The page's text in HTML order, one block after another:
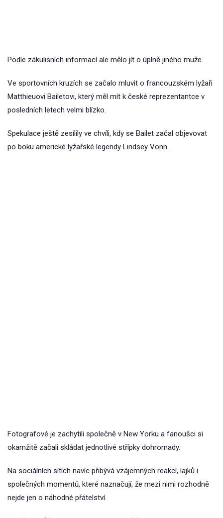
Podle zákulisních informací ale mělo jít o úplně jiného muže.
Ve sportovních kruzích se začalo mluvit o francouzském lyžaři
Matthieuovi Bailetovi, který měl mít k české reprezentantce v
posledních letech velmi blízko.
Spekulace ještě zesílily ve chvíli, kdy se Bailet začal objevovat
po boku americké lyžařské legendy Lindsey Vonn.
Fotografové je zachytili společně v New Yorku a fanoušci si
okamžitě začali skládat jednotlivé střípky dohromady.
Na sociálních sítích navíc přibývá vzájemných reakcí, lajků i
společných momentů, které naznačují, že mezi nimi rozhodně
nejde jen o náhodné přátelství.